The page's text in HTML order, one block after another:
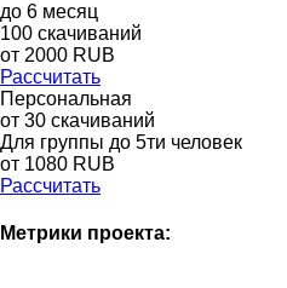
до 6 месяц
100 скачиваний
от 2000 RUB
Рассчитать
Персональная
от 30 скачиваний
Для группы до 5ти человек
от 1080 RUB
Рассчитать
Метрики проекта: